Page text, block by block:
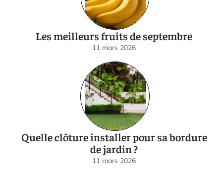
Les meilleurs fruits de septembre
11 mars 2026
Quelle clôture installer pour sa bordure
de jardin ?
11 mars 2026